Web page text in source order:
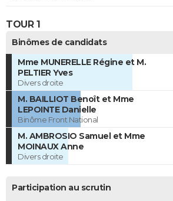
TOUR 1
Binômes de candidats
Mme MUNERELLE Régine et M.
PELTIER Yves
Divers droite
M. BAILLIOT Benoît et Mme
LEPOINTE Danielle
Binôme Front National
M. AMBROSIO Samuel et Mme
MOINAUX Anne
Divers droite
Participation au scrutin